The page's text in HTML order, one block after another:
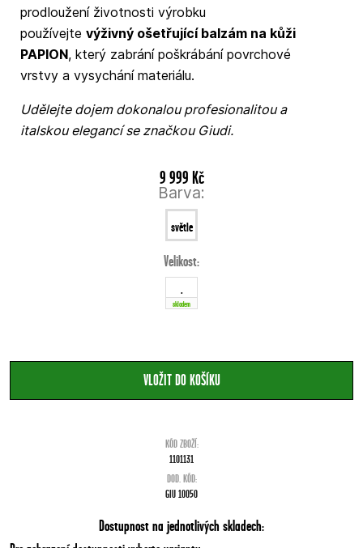
prodloužení životnosti výrobku
používejte výživný ošetřující balzám na kůži
PAPION, který zabrání poškrábání povrchové
vrstvy a vysychání materiálu.
Udělejte dojem dokonalou profesionalitou a
italskou elegancí se značkou Giudi.
9 999 Kč
Barva:
světle
hnědá
Velikost:
.
skladem
KÓD ZBOŽÍ:
1101131
DOD. KÓD:
GIU 10050
Dostupnost na jednotlivých skladech: